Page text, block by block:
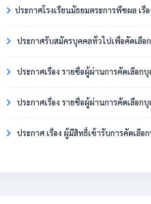
ประกาศโรงเรียนมัธยมตระการพืชผล เรื่อง ผู้
ประกาศรับสมัครบุคคลทั่วไปเพื่อคัดเลื
ประกาศเรื่อง รายชื่อผู้ผ่านการคัดเลือ
ประกาศเรื่อง รายชื่อผู้ผ่านการคัดเลือ
ประกาศ เรื่อง ผู้มีสิทธิ์เข้ารับการคัดเลื